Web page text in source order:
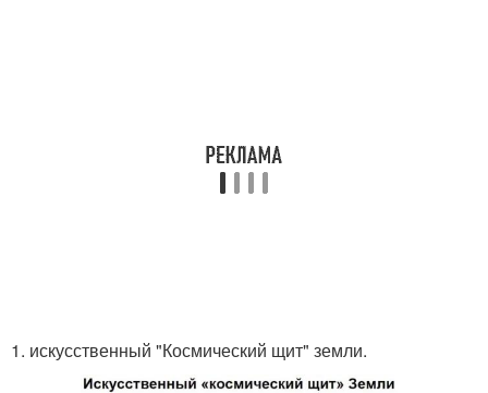
1. искусственный "Космический щит" земли.